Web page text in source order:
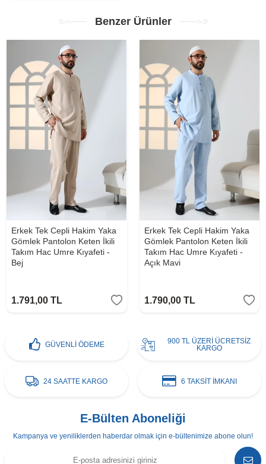
Benzer Ürünler
Erkek Tek Cepli Hakim Yaka
Gömlek Pantolon Keten İkili
Takım Hac Umre Kıyafeti -
Bej
1.791,00 TL
Erkek Tek Cepli Hakim Yaka
Gömlek Pantolon Keten İkili
Takım Hac Umre Kıyafeti -
Açık Mavi
1.790,00TL
GÜVENLİ ÖDEME
900 TL ÜZERİ ÜCRETSİZ
KARGO
24 SAATTE KARGO 6 TAKSİT İMKANI
E-Bülten Aboneliği
Kampanya ve yeniliklerden haberdar olmak için e-bültenimize abone olun!